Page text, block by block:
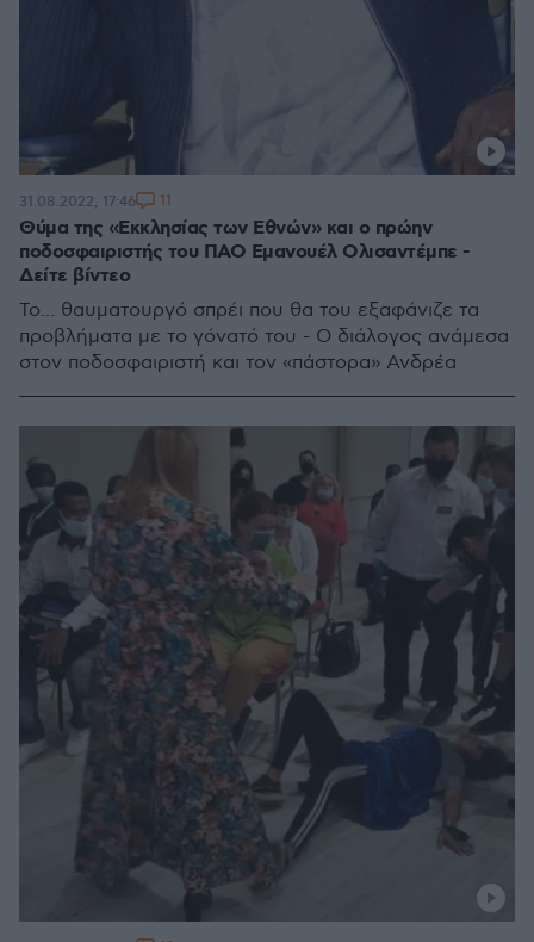
Θύμα της «Εκκλησίας των Εθνών» και ο πρώην
ποδοσφαιριστής του ΠΑΟ Εμανουέλ Ολισαντέμπε -
Δείτε βίντεο
Το... θαυματουργό σπρέι που θα του εξαφάνιζε τα
προβλήματα με το γόνατό του - Ο διάλογος ανάμεσα
στον ποδοσφαιριστή και τον «πάστορα» Ανδρέα
31.08.2022, 17:46 11